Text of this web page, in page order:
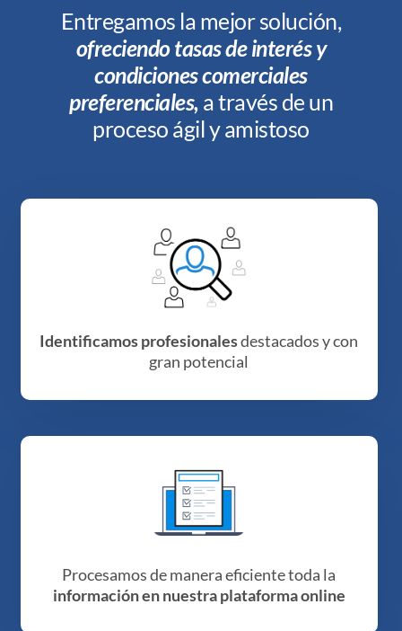
Entregamos la mejor solución,
ofreciendo tasas de interés y
condiciones comerciales
preferenciales, a través de un
proceso ágil y amistoso
Identificamos profesionalesdestacados y con
gran potencial
Procesamos de manera eficiente toda la
información en nuestra plataforma online